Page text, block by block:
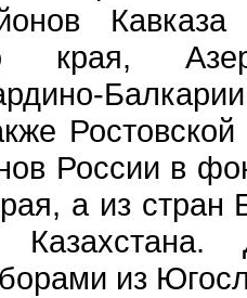
края,
России в
а из
из